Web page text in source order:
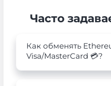
Часто
Как обменять
Visa/MasterCard 💳?